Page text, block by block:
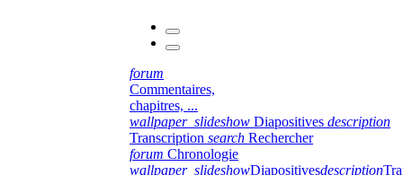
forum
Commentaires,
chapitres, ...
wallpaper_slideshow Diapositives description
Transcription search Rechercher
forum Chronologie
wallpaper_slideshowDiapositivesdescription